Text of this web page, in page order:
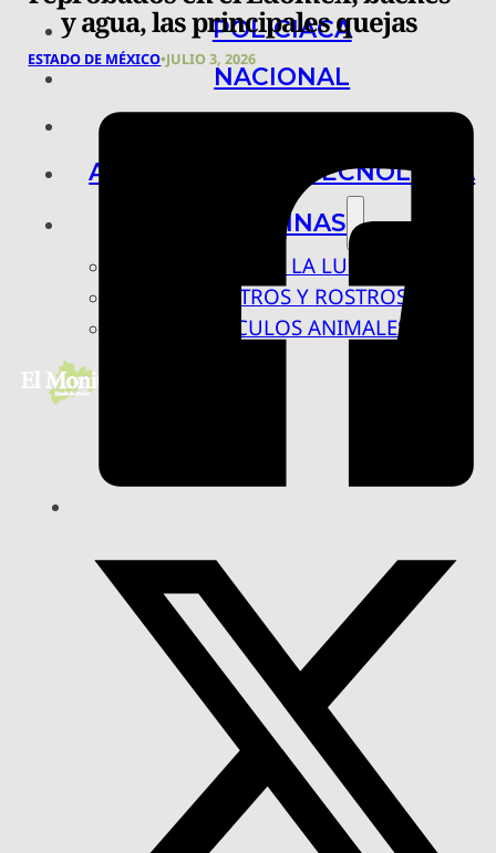
POLICIACA
NACIONAL
ARTE, CIENCIA Y TECNOLOGÍA
COLUMNAS
BAJO LA LUPA
RASTROS Y ROSTROS
VÍNCULOS ANIMALES
y agua, las principales quejas
ESTADO DE MÉXICO•JULIO 3, 2026